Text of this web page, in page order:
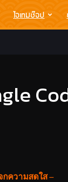
ไอเทมช๊อป
กความสดใส –